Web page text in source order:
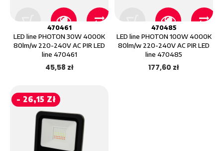
470461
LED line PHOTON 30W 4000K
80lm/w 220-240V AC PIR LED
line 470461
45,58 zł
470485
LED line PHOTON 100W 4000K
80lm/w 220-240V AC PIR LED
line 470485
177,60 zł
- 26,15 Zł